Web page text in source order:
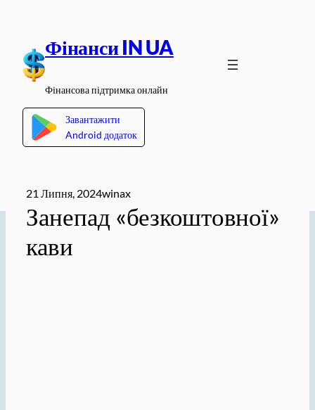
вмісту
Фінанси IN UA
Фінансова підтримка онлайн
Завантажити
Android додаток
21 Липня, 2024winax
Занепад «безкоштовної»
кави